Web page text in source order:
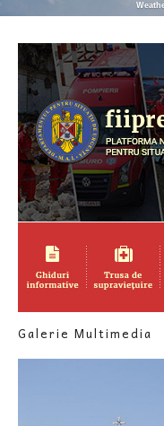
Galerie Multimedia